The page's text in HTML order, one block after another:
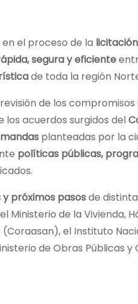
el proceso de la
segura y eficiente
de toda la región
de los
los acuerdos surgidos del
planteadas por la
políticas públicas,
próximos pasosde
Ministerio de la Vivienda,
el Instituto
de Obras Públicas